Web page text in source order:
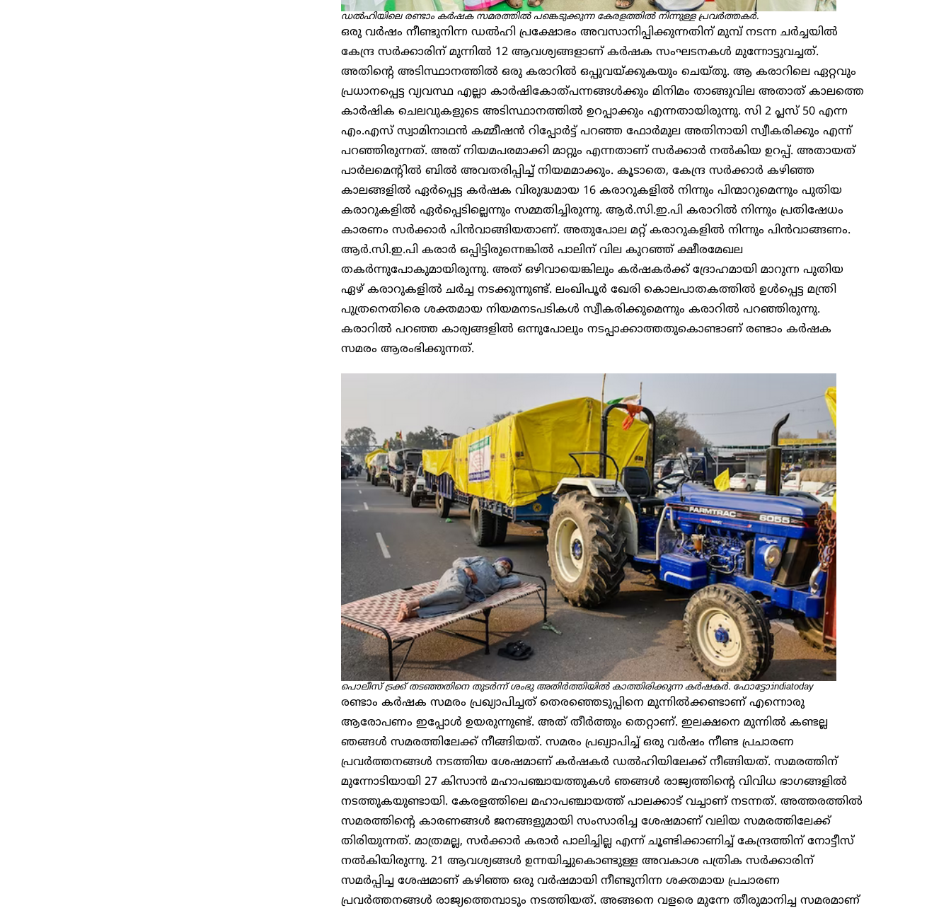
ഡ‍ൽഹിയിലെ രണ്ടാം കർഷക സമരത്തിൽ പങ്കെടുക്കുന്ന കേരളത്തിൽ നിന്നുള്ള പ്രവർത്തകർ.
ഒരു വർഷം നീണ്ടുനിന്ന ഡൽഹി പ്രക്ഷോഭം അവസാനിപ്പിക്കുന്നതിന് മുമ്പ് നടന്ന ചർച്ചയിൽ
കേന്ദ്ര സർക്കാരിന് മുന്നിൽ 12 ആവശ്യങ്ങളാണ് കർഷക സംഘടനകൾ മുന്നോട്ടുവച്ചത്.
അതിന്റെ അടിസ്ഥാനത്തിൽ ഒരു കരാറിൽ ഒപ്പുവയ്ക്കുകയും ചെയ്തു. ആ കരാറിലെ ഏറ്റവും
പ്രധാനപ്പെട്ട വ്യവസ്ഥ എല്ലാ കാർഷികോത്പന്നങ്ങൾക്കും മിനിമം താങ്ങുവില അതാത് കാലത്തെ
കാർഷിക ചെലവുകളുടെ അടിസ്ഥാനത്തിൽ ഉറപ്പാക്കും എന്നതായിരുന്നു. സി 2 പ്ലസ് 50 എന്ന
എം.എസ് സ്വാമിനാഥൻ കമ്മീഷൻ റിപ്പോർട്ട് പറഞ്ഞ ഫോർമുല അതിനായി സ്വീകരിക്കും എന്ന്
പറഞ്ഞിരുന്നത്. അത് നിയമപരമാക്കി മാറ്റും എന്നതാണ് സർക്കാർ നൽകിയ ഉറപ്പ്. അതായത്
പാർലമെന്റിൽ ബിൽ അവതരിപ്പിച്ച് നിയമമാക്കും. കൂടാതെ, കേന്ദ്ര സർക്കാർ കഴിഞ്ഞ
കാലങ്ങളിൽ ഏർപ്പെട്ട കർഷക വിരുദ്ധമായ 16 കരാറുകളിൽ നിന്നും പിന്മാറുമെന്നും പുതിയ
കരാറുകളിൽ ഏർപ്പെടില്ലെന്നും സമ്മതിച്ചിരുന്നു. ആർ.സി.ഇ.പി കരാറിൽ നിന്നും പ്രതിഷേധം
കാരണം സർക്കാർ പിൻവാങ്ങിയതാണ്. അതുപോല മറ്റ് കരാറുകളിൽ നിന്നും പിൻവാങ്ങണം.
ആർ.സി.ഇ.പി കരാർ ഒപ്പിട്ടിരുന്നെങ്കിൽ പാലിന് വില കുറഞ്ഞ് ക്ഷീരമേഖല
തകർന്നുപോകുമായിരുന്നു. അത് ഒഴിവായെങ്കിലും കർഷകർക്ക് ദ്രോഹമായി മാറുന്ന പുതിയ
ഏഴ് കരാറുകളിൽ ചർച്ച നടക്കുന്നുണ്ട്. ലംഖിപൂർ ഖേരി കൊലപാതകത്തിൽ ഉൾപ്പെട്ട മന്ത്രി
പുത്രനെതിരെ ശക്തമായ നിയമനടപടികൾ സ്വീകരിക്കുമെന്നും കരാറിൽ പറഞ്ഞിരുന്നു.
കരാറിൽ പറഞ്ഞ കാര്യങ്ങളിൽ ഒന്നുപോലും നടപ്പാക്കാത്തതുകൊണ്ടാണ് രണ്ടാം കർഷക
സമരം ആരംഭിക്കുന്നത്.
പൊലീസ് ട്രക്ക് തടഞ്ഞതിനെ തുടർന്ന് ശംഭു അതിർത്തിയിൽ കാത്തിരിക്കുന്ന കർഷകർ. ഫോട്ടോ:indiatoday
രണ്ടാം കർഷക സമരം പ്രഖ്യാപിച്ചത് തെരഞ്ഞെടുപ്പിനെ മുന്നിൽക്കണ്ടാണ് എന്നൊരു
ആരോപണം ഇപ്പോൾ ഉയരുന്നുണ്ട്. അത് തീർത്തും തെറ്റാണ്. ഇലക്ഷനെ മുന്നിൽ കണ്ടല്ല
‍ഞങ്ങൾ സമരത്തിലേക്ക് നീങ്ങിയത്. സമരം പ്രഖ്യാപിച്ച് ഒരു വർഷം നീണ്ട പ്രചാരണ
പ്രവർത്തനങ്ങൾ നടത്തിയ ശേഷമാണ് കർഷകർ ഡൽഹിയിലേക്ക് നീങ്ങിയത്. സമരത്തിന്
മുന്നോടിയായി 27 കിസാൻ മഹാപഞ്ചായത്തുകൾ ‍ഞങ്ങൾ രാജ്യത്തിന്റെ വിവിധ ഭാ​ഗങ്ങളിൽ
നടത്തുകയുണ്ടായി. കേരളത്തിലെ മഹാപഞ്ചായത്ത് പാലക്കാട് വച്ചാണ് നടന്നത്. അത്തരത്തിൽ
സമരത്തിന്റെ കാരണങ്ങൾ ജനങ്ങളുമായി സംസാരിച്ച ശേഷമാണ് വലിയ സമരത്തിലേക്ക്
തിരിയുന്നത്. മാത്രമല്ല, സർക്കാർ കരാർ പാലിച്ചില്ല എന്ന് ചൂണ്ടിക്കാണിച്ച് കേന്ദ്രത്തിന് നോട്ടീസ്
നൽകിയിരുന്നു. 21 ആവശ്യങ്ങൾ ഉന്നയിച്ചുകൊണ്ടുള്ള അവകാശ പത്രിക സർക്കാരിന്
സമർപ്പിച്ച ശേഷമാണ് കഴിഞ്ഞ ഒരു വർഷമായി നീണ്ടുനിന്ന ശക്തമായ പ്രചാരണ
പ്രവർത്തനങ്ങൾ രാജ്യത്തെമ്പാടും നടത്തിയത്. അങ്ങനെ വളരെ മുന്നേ തീരുമാനിച്ച സമരമാണ്